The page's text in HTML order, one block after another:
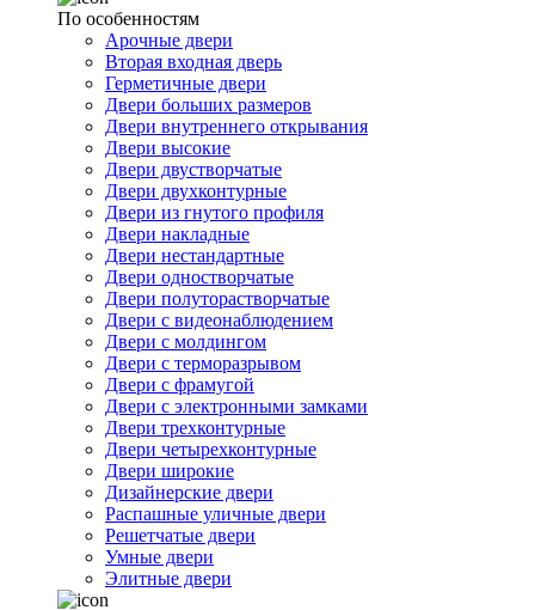
По особенностям
Арочные двери
Вторая входная дверь
Герметичные двери
Двери больших размеров
Двери внутреннего открывания
Двери высокие
Двери двустворчатые
Двери двухконтурные
Двери из гнутого профиля
Двери накладные
Двери нестандартные
Двери одностворчатые
Двери полуторастворчатые
Двери с видеонаблюдением
Двери с молдингом
Двери с терморазрывом
Двери с фрамугой
Двери с электронными замками
Двери трехконтурные
Двери четырехконтурные
Двери широкие
Дизайнерские двери
Распашные уличные двери
Решетчатые двери
Умные двери
Элитные двери